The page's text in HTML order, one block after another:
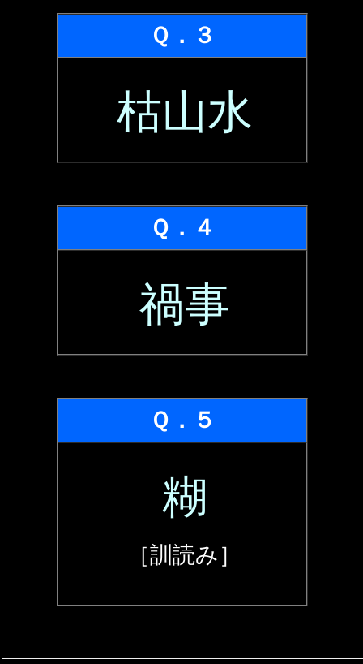
Ｑ．３
枯山水
Ｑ．４
禍事
Ｑ．５
糊
［訓読み］